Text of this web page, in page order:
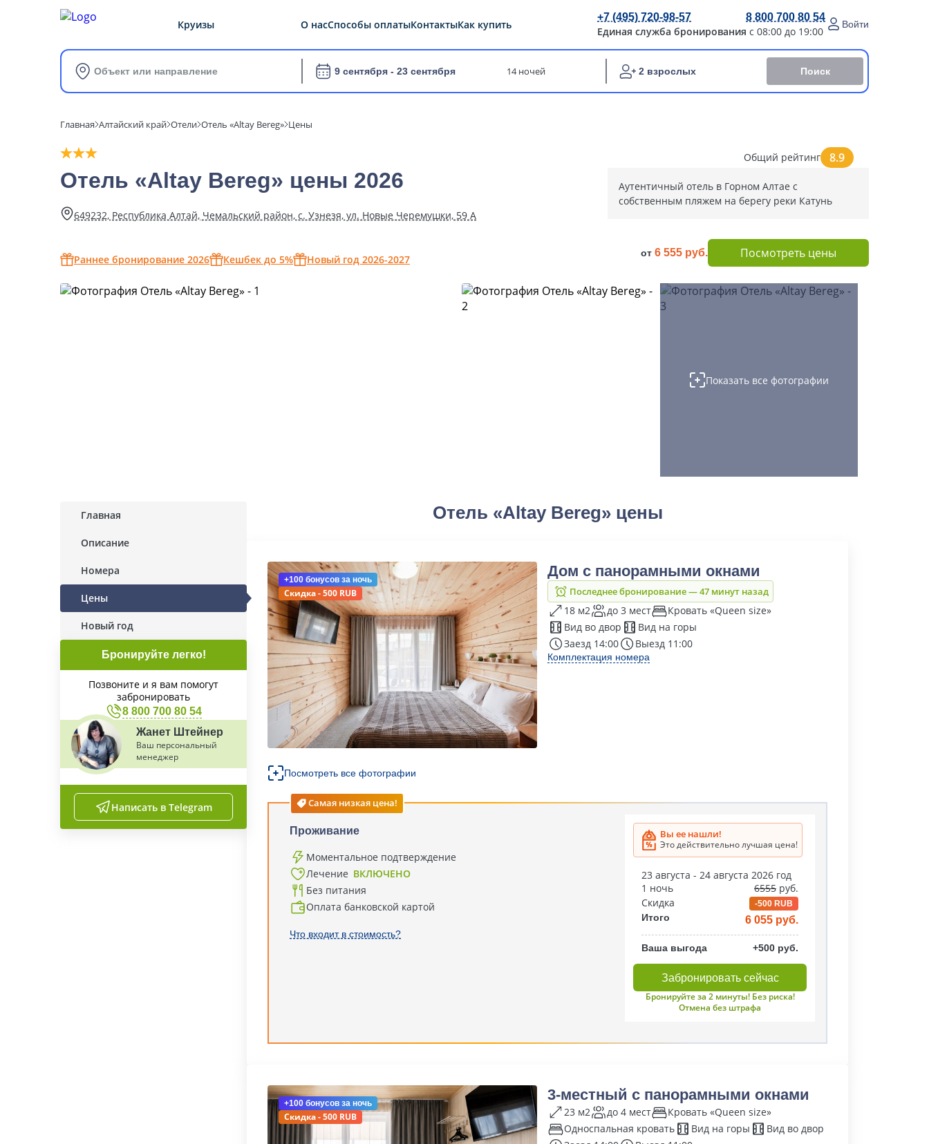
Круизы О насСпособы оплатыКонтактыКак купить
+7 (495) 720-98-57 8 800 700 80 54
Единая служба бронирования с 08:00 до 19:00
Войти
Объект или направление 9 сентября - 23 сентября 14 ночей 2 взрослых Поиск
Главная Алтайский край Отели Отель «Altay Bereg» Цены
Отель «Altay Bereg» цены 2026
649232, Республика Алтай, Чемальский район, с. Узнезя, ул. Новые Черемушки, 59 А
Раннее бронирование 2026 Кешбек до 5% Новый год 2026-2027
Общий рейтинг 8.9
Аутентичный отель в Горном Алтае с
собственным пляжем на берегу реки Катунь
от 6 555 руб. Посмотреть цены
Показать все фотографии
Главная
Описание
Номера
Цены
Новый год
Бронируйте легко!
Позвоните и я вам помогут
забронировать
8 800 700 80 54
Жанет Штейнер
Ваш персональный
менеджер
Написать в Telegram
Отель «Altay Bereg» цены
+100 бонусов за ночь
Скидка - 500 RUB
Посмотреть все фотографии
Дом с панорамными окнами
Последнее бронирование — 47 минут назад
18 м2 до 3 мест
Кровать «Queen size»
Вид во двор
Вид на горы
Заезд 14:00
Выезд 11:00
Комплектация номера
Самая низкая цена!
Проживание
Моментальное подтверждение
Лечение ВКЛЮЧЕНО
Без питания
Оплата банковской картой
Что входит в стоимость?
Вы ее нашли!
Это действительно лучшая цена!
23 августа - 24 августа 2026 год
1 ночь
6555 руб.
Скидка
-500 RUB
Итого 6 055 руб.
Ваша выгода +500 руб.
Забронировать сейчас
Бронируйте за 2 минуты! Без риска!
Отмена без штрафа
+100 бонусов за ночь
Скидка - 500 RUB
3-местный с панорамными окнами
23 м2 до 4 мест
Кровать «Queen size»
Односпальная кровать
Вид на горы
Вид во двор